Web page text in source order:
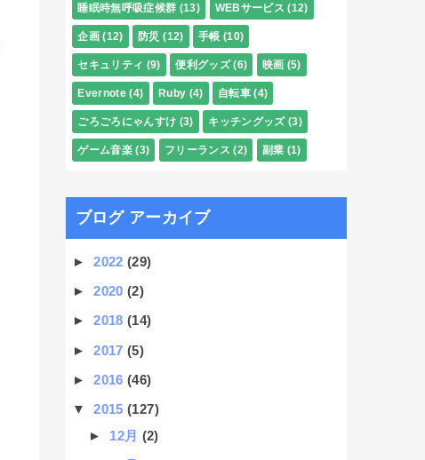
睡眠時無呼吸症候群 (13) WEBサービス (12)
企画 (12) 防災 (12) 手帳 (10)
セキュリティ (9) 便利グッズ (6) 映画 (5)
Evernote (4) Ruby (4) 自転車 (4)
ごろごろにゃんすけ (3) キッチングッズ (3)
ゲーム音楽 (3) フリーランス (2) 副業 (1)
ブログ アーカイブ
►2022(29)
►2020(2)
►2018(14)
►2017(5)
►2016(46)
▼2015(127)
► 12月 (2)